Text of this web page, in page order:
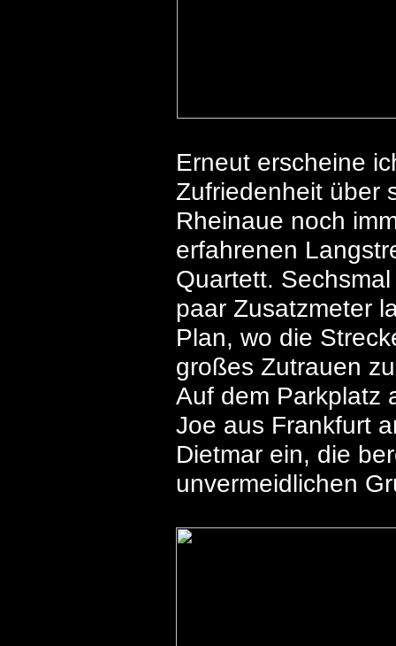
Erneut erscheine
Zufriedenheit über
Rheinaue noch
erfahrenen
Quartett.
paar Zusatzmeter
Plan, wo die
großes Zutrauen
Auf dem Parkplatz
Joe aus Frankfurt
Dietmar ein, die
unvermeidlichen